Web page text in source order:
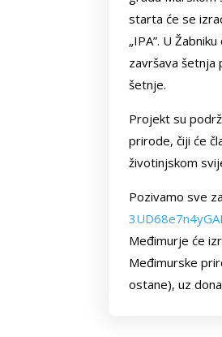
starta će se
„IPA”. U
završava šetnja
šetnje.
Projekt su
prirode, čiji će
životinjskom
Pozivamo sve
Međimurje će
Međimurske
ostane), uz